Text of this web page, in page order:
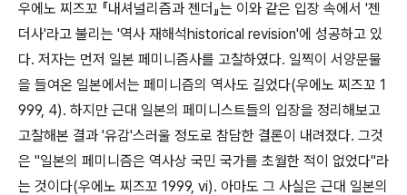
우에노 찌즈꼬 『내셔널리즘과 젠더』는 이와 같은 입장 속에서 '젠
더사'라고 불리는 '역사 재해석historical revision'에 성공하고 있
다. 저자는 먼저 일본 페미니즘사를 고찰하였다. 일찍이 서양문물
을 들여온 일본에서는 페미니즘의 역사도 길었다(우에노 찌즈꼬 1
999, 4). 하지만 근대 일본의 페미니스트들의 입장을 정리해보고
고찰해본 결과 '유감'스러울 정도로 참담한 결론이 내려졌다. 그것
은 "일본의 페미니즘은 역사상 국민 국가를 초월한 적이 없었다"라
는 것이다(우에노 찌즈꼬 1999, vi). 아마도 그 사실은 근대 일본의